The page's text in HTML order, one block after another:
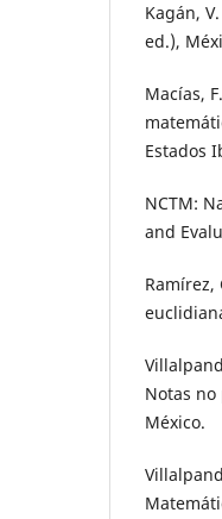
Kagán,
ed.),
Macías,
Estados
NCTM:
and
Ramírez,
Notas
México.